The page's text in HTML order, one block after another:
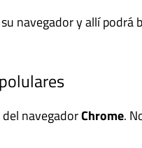
navegador y allí podrá
navegadorChrome.